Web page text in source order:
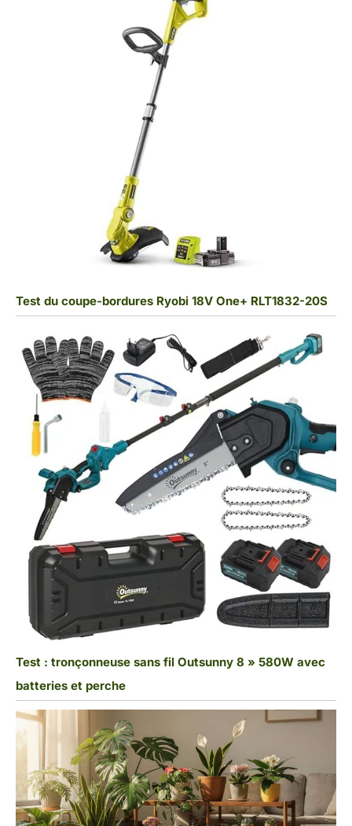
Test du coupe-bordures Ryobi 18V One+ RLT1832-20S
Test : tronçonneuse sans fil Outsunny 8 » 580W avec
batteries et perche